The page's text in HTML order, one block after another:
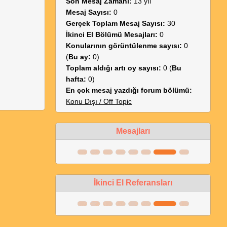
Mesaj Sayısı: 0
Gerçek Toplam Mesaj Sayısı: 30
İkinci El Bölümü Mesajları: 0
Konularının görüntülenme sayısı: 0
(Bu ay: 0)
Toplam aldığı artı oy sayısı: 0 (Bu
hafta: 0)
En çok mesaj yazdığı forum bölümü:
Konu Dışı / Off Topic
Mesajları
İkinci El Referansları